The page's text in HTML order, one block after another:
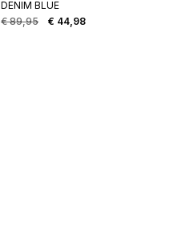
DENIM BLUE
€89,95
Oorspronkelijke
€ 44,98
Huidige